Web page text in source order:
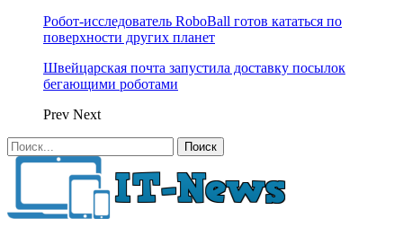
Робот-исследователь RoboBall готов кататься по
поверхности других планет
Швейцарская почта запустила доставку посылок
бегающими роботами
Prev Next